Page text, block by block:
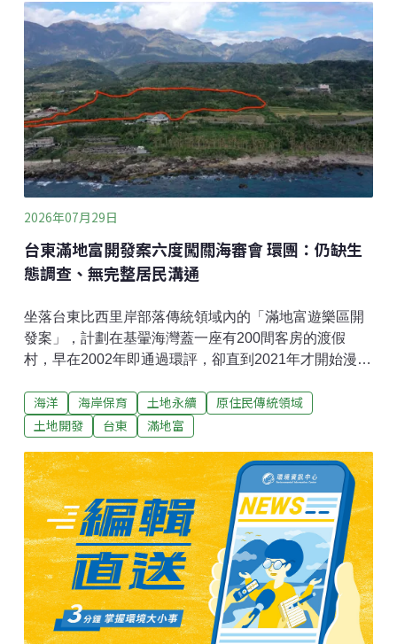
720 （地圖1）搭乘電車來到東京附近的埼玉，地底22公
尺藏著一座「神殿」，面積是希臘帕德嫩神殿的6.4倍，
不為神祇祭祀，而是為守護民眾安全。「首都圈外圍排
水道」（首都圈外郭放水路）的實際功能像是一個「調
壓水槽」，在水災來時，協助排放多餘的水。沒有運作
時，開放民眾參觀。充滿未來感的神秘氣氛，也讓這裡
成為不少影劇作品的拍攝地。這裡還是兼具防災教育意
義與獨特體驗的地點，提供七種行程。除了神殿，你還
有機會走在工人維修通道往下看深約70公尺的豎井，這
個井的大小足以擺下一架太空梭或自由女神像。（閱讀
2026年07月29日
台東滿地富開發案六度闖關海審會 環團：仍缺生
態調查、無完整居民溝通
坐落台東比西里岸部落傳統領域內的「滿地富遊樂區開
發案」，計劃在基翬海灣蓋一座有200間客房的渡假
村，早在2002年即通過環評，卻直到2021年才開始漫長
富第六次闖關海岸管理審議會，會議仍無結論，當地部
落青年與環團認為，開發商6年來一審再審，始終缺乏居
呼籲內政部及國家公園署依規駁回逾期補件，不予開發
許可。開發將影響一級保育類珊瑚棲地 業者仍無保育對
策滿地富遊樂區開發案（下稱滿地富）選址落在台東縣
成功鎮比西里岸部落（Pisirian）的傳統領域，計畫於基
翬海灣開發10.5公頃、興建200間客房的渡假村。內政部
海岸管理審議會7月24日召開滿地富第六次會議。根據
地球公民基金會發布會後新聞稿，當天完成雙方民眾意
見陳述及委員與開發單位答詢後，便進行閉門審議。當
日並無審議結果，主辦機關表示，最終決議仍須
海洋 海岸保育 土地永續
原住民傳統領域
土地開發
台東 滿地富